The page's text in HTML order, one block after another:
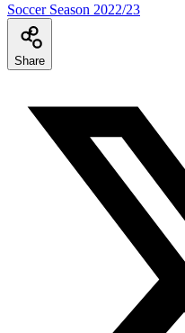
Soccer Season 2022/23
Share